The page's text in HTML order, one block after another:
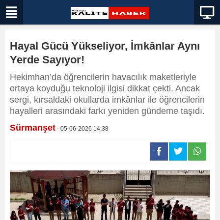
Hayal Gücü Yükseliyor, İmkânlar Aynı
Yerde Sayıyor!
Hekimhan’da öğrencilerin havacılık maketleriyle
ortaya koyduğu teknoloji ilgisi dikkat çekti. Ancak
sergi, kırsaldaki okullarda imkânlar ile öğrencilerin
hayalleri arasındaki farkı yeniden gündeme taşıdı.
Sürmanşet - 05-06-2026 14:38